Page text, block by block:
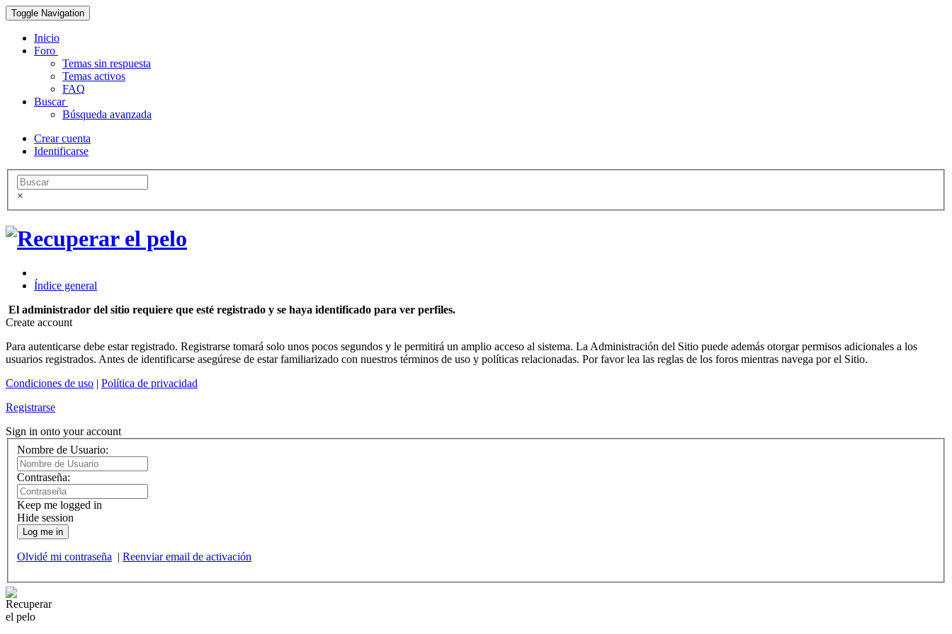
Toggle Navigation
Inicio
Foro
Temas sin respuesta
Temas activos
FAQ
Buscar
Búsqueda avanzada
Crear cuenta
Identificarse
×
Índice general
El administrador del sitio requiere que esté registrado y se haya identificado para ver perfiles.
Create account
Para autenticarse debe estar registrado. Registrarse tomará solo unos pocos segundos y le permitirá un amplio acceso al sistema. La Administración del Sitio puede además otorgar permisos adicionales a los
usuarios registrados. Antes de identificarse asegúrese de estar familiarizado con nuestros términos de uso y políticas relacionadas. Por favor lea las reglas de los foros mientras navega por el Sitio.
Condiciones de uso
Política de privacidad
Registrarse
Sign in onto your account
Nombre de Usuario:
Contraseña:
Keep me logged in
Hide session
Log me in
Olvidé mi contraseña | Reenviar email de activación